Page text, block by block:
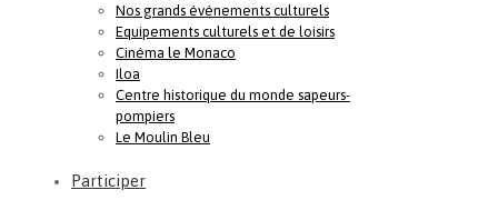
Nos grands événements culturels
Equipements culturels et de loisirs
Cinéma le Monaco
Iloa
Centre historique du monde sapeurs-
pompiers
Le Moulin Bleu
Participer